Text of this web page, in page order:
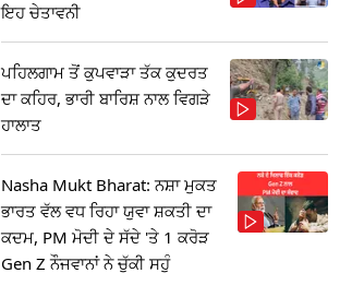
ਇਹ ਚੇਤਾਵਨੀ
ਪਹਿਲਗਾਮ ਤੋਂ ਕੁਪਵਾੜਾ ਤੱਕ ਕੁਦਰਤ
ਦਾ ਕਹਿਰ, ਭਾਰੀ ਬਾਰਿਸ਼ ਨਾਲ ਵਿਗੜੇ
ਹਾਲਾਤ
Nasha Mukt Bharat: ਨਸ਼ਾ ਮੁਕਤ
ਭਾਰਤ ਵੱਲ ਵਧ ਰਿਹਾ ਯੁਵਾ ਸ਼ਕਤੀ ਦਾ
ਕਦਮ, PM ਮੋਦੀ ਦੇ ਸੱਦੇ 'ਤੇ 1 ਕਰੋੜ
Gen Z ਨੌਜਵਾਨਾਂ ਨੇ ਚੁੱਕੀ ਸਹੁੰ